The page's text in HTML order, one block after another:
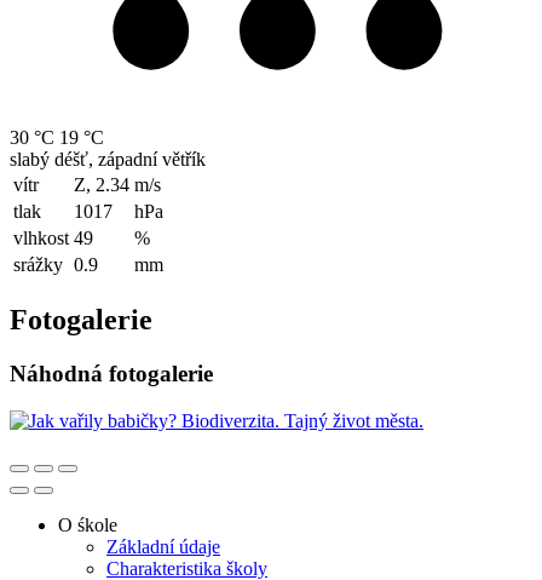
30 °C 19 °C
slabý déšť, západní větřík
vítr
Z, 2.34 m/s
tlak
1017
hPa
vlhkost 49
%
srážky 0.9 mm
Fotogalerie
Náhodná fotogalerie
O śkole
Základní údaje
Charakteristika školy